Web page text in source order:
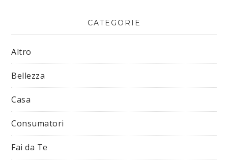
CATEGORIE
Altro
Bellezza
Casa
Consumatori
Fai da Te